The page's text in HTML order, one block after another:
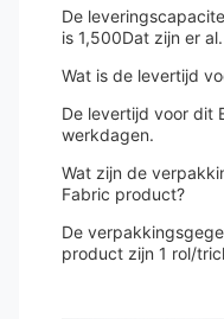
De
is 1,500Dat zijn er al.
Wat is de levertijd
De levertijd voor dit
werkdagen.
Wat zijn de
Fabric product?
De
product zijn 1 rol/